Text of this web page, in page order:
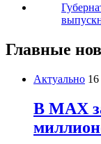
Главные
Актуально
В MAX